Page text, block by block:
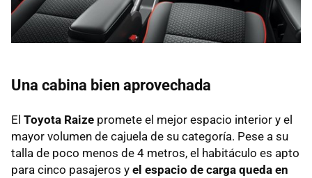
Una cabina bien aprovechada
El Toyota Raize promete el mejor espacio interior y el
mayor volumen de cajuela de su categoría. Pese a su
talla de poco menos de 4 metros, el habitáculo es apto
para cinco pasajeros y el espacio de carga queda en